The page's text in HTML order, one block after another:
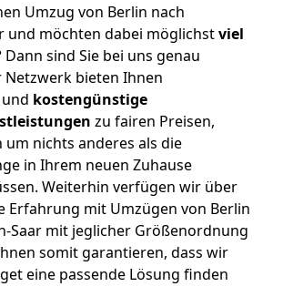
Umzug von Berlin nach
und möchten dabei möglichstviel
Dann sind Sie bei uns genau
Netzwerk bieten Ihnen
und kostengünstige
zu fairen Preisen,
um nichts anderes als die
in Ihrem neuen Zuhause
Weiterhin verfügen wir über
Erfahrung mit Umzügen von Berlin
Saar mit jeglicher Größenordnung
somit garantieren, dass wir
eine passende Lösung finden